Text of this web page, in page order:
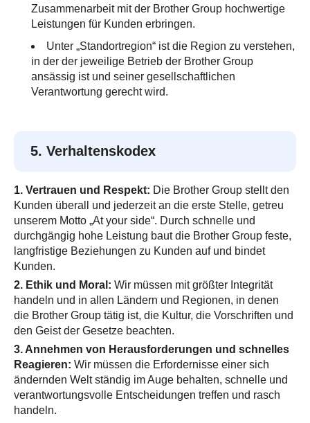
Zusammenarbeit mit der Brother Group hochwertige
Leistungen für Kunden erbringen.
Unter „Standortregion“ ist die Region zu verstehen,
in der der jeweilige Betrieb der Brother Group
ansässig ist und seiner gesellschaftlichen
Verantwortung gerecht wird.
5. Verhaltenskodex
1. Vertrauen und Respekt: Die Brother Group stellt den
Kunden überall und jederzeit an die erste Stelle, getreu
unserem Motto „At your side“. Durch schnelle und
durchgängig hohe Leistung baut die Brother Group feste,
langfristige Beziehungen zu Kunden auf und bindet
Kunden.
2. Ethik und Moral: Wir müssen mit größter Integrität
handeln und in allen Ländern und Regionen, in denen
die Brother Group tätig ist, die Kultur, die Vorschriften und
den Geist der Gesetze beachten.
3. Annehmen von Herausforderungen und schnelles
Reagieren: Wir müssen die Erfordernisse einer sich
ändernden Welt ständig im Auge behalten, schnelle und
verantwortungsvolle Entscheidungen treffen und rasch
handeln.